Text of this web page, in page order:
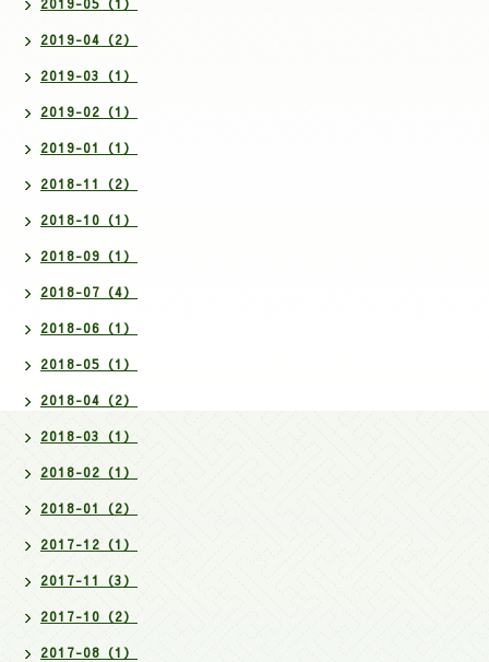
2019-04（2）
2019-03（1）
2019-02（1）
2019-01（1）
2018-11（2）
2018-10（1）
2018-09（1）
2018-07（4）
2018-06（1）
2018-05（1）
2018-04（2）
2018-03（1）
2018-02（1）
2018-01（2）
2017-12（1）
2017-11（3）
2017-10（2）
2017-08（1）